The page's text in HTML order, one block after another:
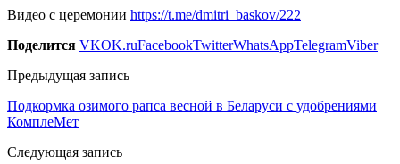
Видео с церемонии https://t.me/dmitri_baskov/222
Поделится VKOK.ruFacebookTwitterWhatsAppTelegramViber
Предыдущая запись
Подкормка озимого рапса весной в Беларуси с удобрениями
КомплеМет
Следующая запись